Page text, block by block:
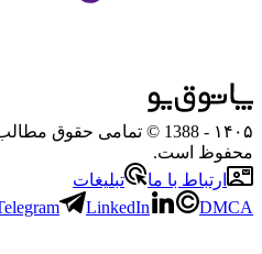
۱۴۰۵
- 1388 © تمامی حقوق
محفوظ است.
ارتباط با ما
تبلیغات
LinkedIn DMCA